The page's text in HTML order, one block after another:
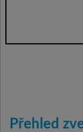
Přehled